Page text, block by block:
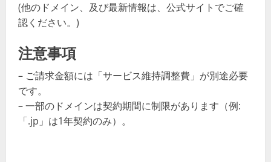
(他のドメイン、及び最新情報は、公式サイトでご確
認ください。)
注意事項
– ご請求金額には「サービス維持調整費」が別途必要
です。
– 一部のドメインは契約期間に制限があります（例:
「.jp」は1年契約のみ）。